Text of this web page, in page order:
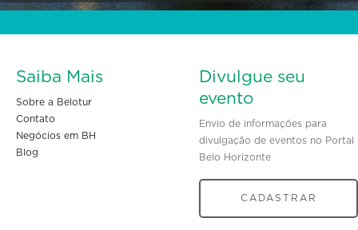
Saiba Mais
Sobre a Belotur
Contato
Negócios em BH
Blog
Divulgue seu
evento
Envio de informações para
divulgação de eventos no Portal
Belo Horizonte
CADASTRAR